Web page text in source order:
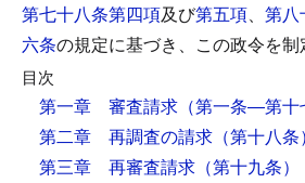
第七十八条第四項及び第五項、 第八
六条の規定に基づき、この政令を制
目次
第一章 審査請求 （第一条―第十
第二章 再調査の請求 （第十八条）
第三章 再審査請求 （第十九条）